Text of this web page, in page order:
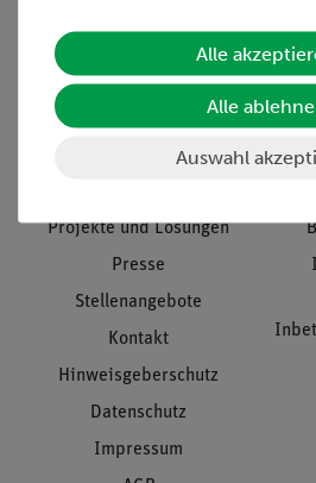
Informationen
Projekte und Lösungen
Presse
Stellenangebote
Kontakt
Hinweisgeberschutz
Datenschutz
Impressum
Alle
Alle
Auswahl